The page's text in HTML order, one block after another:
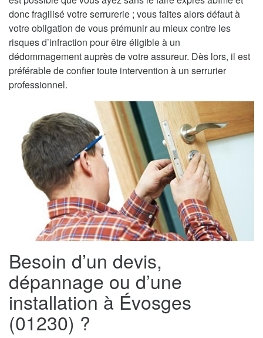
donc fragilisé votre serrurerie ; vous faites alors défaut à
votre obligation de vous prémunir au mieux contre les
risques d’infraction pour être éligible à un
dédommagement auprès de votre assureur. Dès lors, il est
préférable de confier toute intervention à un serrurier
professionnel.
Besoin d’un devis,
dépannage ou d’une
installation à Évosges
(01230) ?